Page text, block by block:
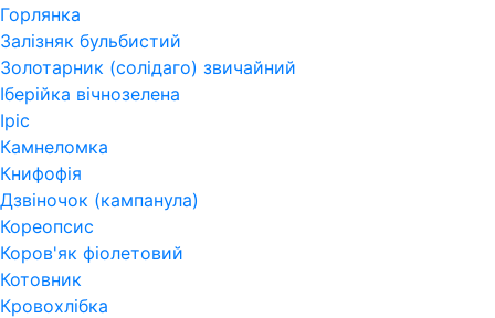
Горлянка
Залізняк бульбистий
Золотарник (солідаго) звичайний
Іберійка вічнозелена
Іріс
Камнеломка
Книфофія
Дзвіночок (кампанула)
Кореопсис
Коров'як фіолетовий
Котовник
Кровохлібка